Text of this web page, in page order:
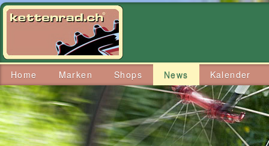
Home Marken Shops News Kalender